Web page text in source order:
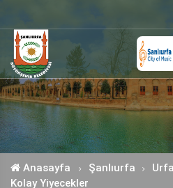
Anasayfa Şanlıurfa
Kolay Yiyecekler